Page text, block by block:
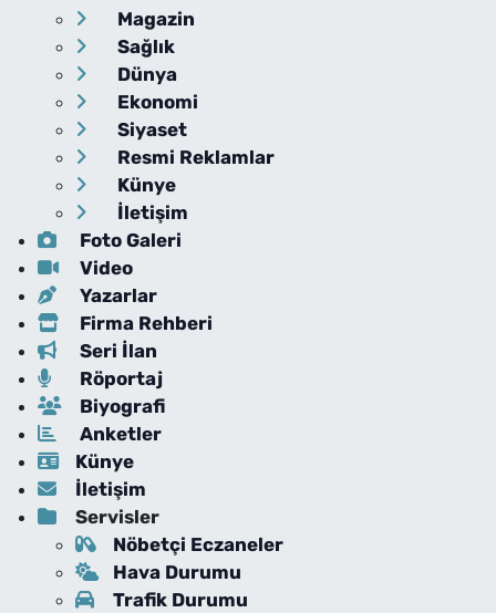
Magazin
Sağlık
Dünya
Ekonomi
Siyaset
Resmi Reklamlar
Künye
İletişim
Foto Galeri
Video
Yazarlar
Firma Rehberi
Seri İlan
Röportaj
Biyografi
Anketler
Künye
İletişim
Servisler
Nöbetçi Eczaneler
Hava Durumu
Trafik Durumu